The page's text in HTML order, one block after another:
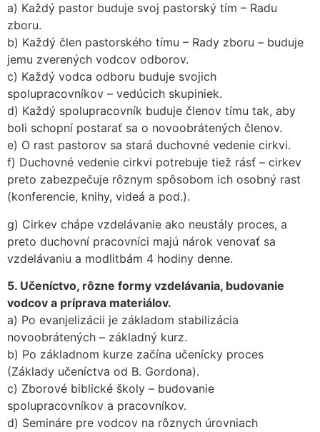
a) Každý pastor buduje svoj pastorský tím – Radu
zboru.
b) Každý člen pastorského tímu – Rady zboru – buduje
jemu zverených vodcov odborov.
c) Každý vodca odboru buduje svojich
spolupracovníkov – vedúcich skupiniek.
d) Každý spolupracovník buduje členov tímu tak, aby
boli schopní postarať sa o novoobrátených členov.
e) O rast pastorov sa stará duchovné vedenie cirkvi.
f) Duchovné vedenie cirkvi potrebuje tiež rásť – cirkev
preto zabezpečuje rôznym spôsobom ich osobný rast
(konferencie, knihy, videá a pod.).
g) Cirkev chápe vzdelávanie ako neustály proces, a
preto duchovní pracovníci majú nárok venovať sa
vzdelávaniu a modlitbám 4 hodiny denne.
5. Učeníctvo, rôzne formy vzdelávania, budovanie
vodcov a príprava materiálov.
a) Po evanjelizácii je základom stabilizácia
novoobrátených – základný kurz.
b) Po základnom kurze začína učenícky proces
(Základy učeníctva od B. Gordona).
c) Zborové biblické školy – budovanie
spolupracovníkov a pracovníkov.
d) Semináre pre vodcov na rôznych úrovniach